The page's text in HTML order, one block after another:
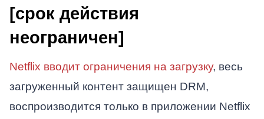
[срок действия
неограничен]
Netflix вводит ограничения на загрузку, весь
загруженный контент защищен DRM,
воспроизводится только в приложении Netflix